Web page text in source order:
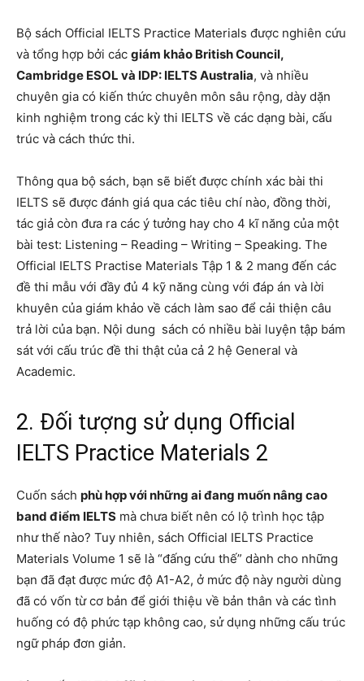
Bộ sách Official IELTS Practice Materials được nghiên cứu
và tổng hợp bởi các giám khảo British Council,
Cambridge ESOL và IDP: IELTS Australia, và nhiều
chuyên gia có kiến thức chuyên môn sâu rộng, dày dặn
kinh nghiệm trong các kỳ thi IELTS về các dạng bài, cấu
trúc và cách thức thi.
Thông qua bộ sách, bạn sẽ biết được chính xác bài thi
IELTS sẽ được đánh giá qua các tiêu chí nào, đồng thời,
tác giả còn đưa ra các ý tưởng hay cho 4 kĩ năng của một
bài test: Listening – Reading – Writing – Speaking. The
Official IELTS Practise Materials Tập 1 & 2 mang đến các
đề thi mẫu với đầy đủ 4 kỹ năng cùng với đáp án và lời
khuyên của giám khảo về cách làm sao để cải thiện câu
trả lời của bạn. Nội dung sách có nhiều bài luyện tập bám
sát với cấu trúc đề thi thật của cả 2 hệ General và
Academic.
2. Đối tượng sử dụng Official
IELTS Practice Materials 2
Cuốn sách phù hợp với những ai đang muốn nâng cao
band điểm IELTS mà chưa biết nên có lộ trình học tập
như thế nào? Tuy nhiên, sách Official IELTS Practice
Materials Volume 1 sẽ là “đấng cứu thế” dành cho những
bạn đã đạt được mức độ A1-A2, ở mức độ này người dùng
đã có vốn từ cơ bản để giới thiệu về bản thân và các tình
huống có độ phức tạp không cao, sử dụng những cấu trúc
ngữ pháp đơn giản.